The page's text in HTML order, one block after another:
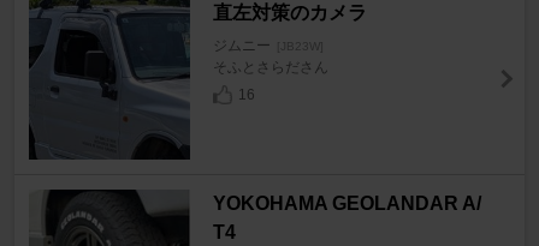
直左対策のカメラ
ジムニー [JB23W]
そふとさらださん
16
YOKOHAMA GEOLANDAR A/
T4